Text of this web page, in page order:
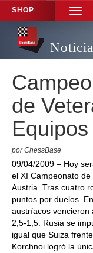
SHOP
de
por ChessBase
09/04/2009 – Hoy
el XI Campeonato
Austria. Tras cuatro
puntos por duelos.
austríacos vencieron
2,5-1,5. Rusia se
igual que Suiza
Korchnoi logró la